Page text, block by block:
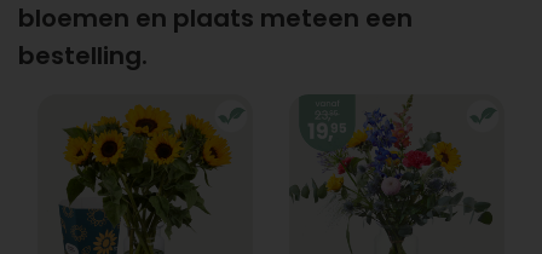
bloemen en plaats meteen een
bestelling.